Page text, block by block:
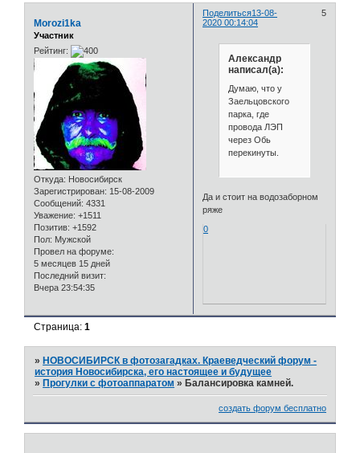
Поделиться 5
13-08-
2020 00:14:04
Morozi1ka
Участник
Рейтинг:
Откуда: Новосибирск
Зарегистрирован: 15-08-2009
Сообщений: 4331
Уважение: +1511
Позитив: +1592
Пол: Мужской
Провел на форуме:
5 месяцев 15 дней
Последний визит:
Вчера 23:54:35
Александр
написал(а):
Думаю, что у
Заельцовского
парка, где
провода ЛЭП
через Обь
перекинуты.
Да и стоит на водозаборном
ряже
0
Страница:1
»НОВОСИБИРСК в фотозагадках. Краеведческий форум -
история Новосибирска, его настоящее и будущее
»Прогулки с фотоаппаратом »Балансировка камней.
создать форум бесплатно